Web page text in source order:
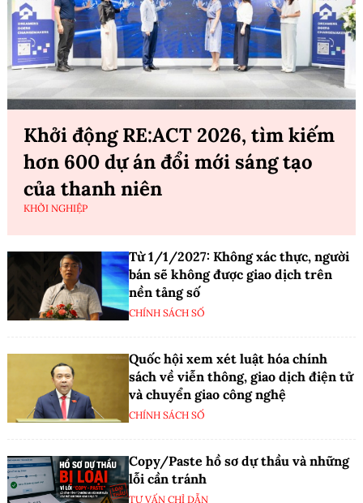
Khởi động RE:ACT 2026, tìm kiếm
hơn 600 dự án đổi mới sáng tạo
của thanh niên
KHỞI NGHIỆP
Từ 1/1/2027: Không xác thực, người
bán sẽ không được giao dịch trên
nền tảng số
CHÍNH SÁCH SỐ
Quốc hội xem xét luật hóa chính
sách về viễn thông, giao dịch điện tử
và chuyển giao công nghệ
CHÍNH SÁCH SỐ
Copy/Paste hồ sơ dự thầu và những
lỗi cần tránh
TƯ VẤN CHỈ DẪN